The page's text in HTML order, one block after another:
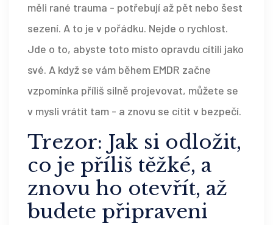
měli rané trauma - potřebují až pět nebo šest
sezení. A to je v pořádku. Nejde o rychlost.
Jde o to, abyste toto místo opravdu cítili jako
své. A když se vám během EMDR začne
vzpomínka příliš silně projevovat, můžete se
v mysli vrátit tam - a znovu se cítit v bezpečí.
Trezor: Jak si odložit,
co je příliš těžké, a
znovu ho otevřít, až
budete připraveni